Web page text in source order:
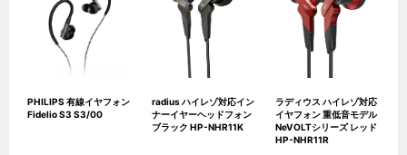
PHILIPS 有線イヤフォン
Fidelio S3 S3/00
radius ハイレゾ対応イン
ナーイヤーヘッドフォン
ブラック HP-NHR11K
ラディウス ハイレゾ対応
イヤフォン 重低音モデル
NeVOLTシリーズ レッド
HP-NHR11R